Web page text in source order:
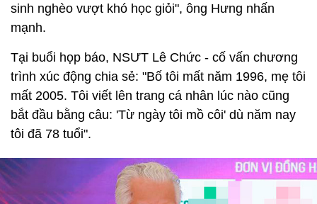
sinh nghèo vượt khó học giỏi", ông Hưng nhấn
mạnh.
Tại buổi họp báo, NSƯT Lê Chức - cố vấn chương
trình xúc động chia sẻ: "Bố tôi mất năm 1996, mẹ tôi
mất 2005. Tôi viết lên trang cá nhân lúc nào cũng
bắt đầu bằng câu: 'Từ ngày tôi mồ côi' dù năm nay
tôi đã 78 tuổi".